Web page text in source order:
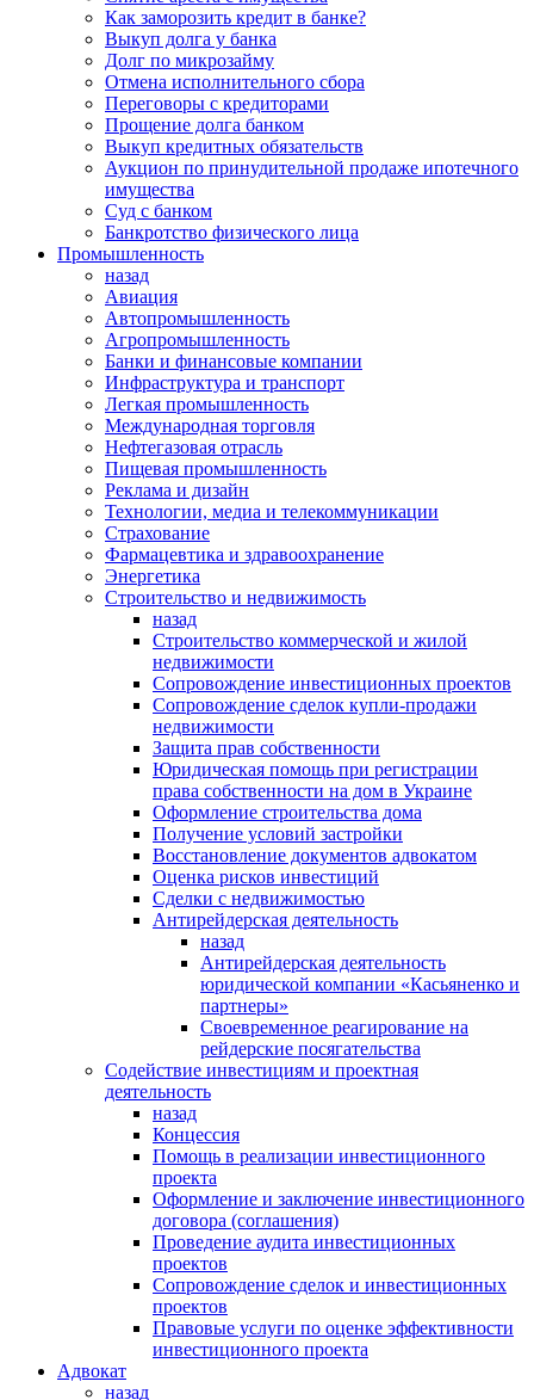
Как заморозить кредит в банке?
Выкуп долга у банка
Долг по микрозайму
Отмена исполнительного сбора
Переговоры с кредиторами
Прощение долга банком
Выкуп кредитных обязательств
Аукцион по принудительной продаже ипотечного
имущества
Суд с банком
Банкротство физического лица
Промышленность
назад
Авиация
Автопромышленность
Агропромышленность
Банки и финансовые компании
Инфраструктура и транспорт
Легкая промышленность
Международная торговля
Нефтегазовая отрасль
Пищевая промышленность
Реклама и дизайн
Технологии, медиа и телекоммуникации
Страхование
Фармацевтика и здравоохранение
Энергетика
Строительство и недвижимость
назад
Строительство коммерческой и жилой
недвижимости
Сопровождение инвестиционных проектов
Сопровождение сделок купли-продажи
недвижимости
Защита прав собственности
Юридическая помощь при регистрации
права собственности на дом в Украине
Оформление строительства дома
Получение условий застройки
Восстановление документов адвокатом
Оценка рисков инвестиций
Сделки с недвижимостью
Антирейдерская деятельность
назад
Антирейдерская деятельность
юридической компании «Касьяненко и
партнеры»
Своевременное реагирование на
рейдерские посягательства
Содействие инвестициям и проектная
деятельность
назад
Концессия
Помощь в реализации инвестиционного
проекта
Оформление и заключение инвестиционного
договора (соглашения)
Проведение аудита инвестиционных
проектов
Сопровождение сделок и инвестиционных
проектов
Правовые услуги по оценке эффективности
инвестиционного проекта
Адвокат
назад